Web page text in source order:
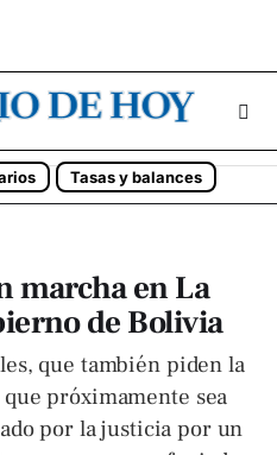
Tasas y balances
marcha en La
de Bolivia
que también piden la
próximamente sea
por la justicia por un